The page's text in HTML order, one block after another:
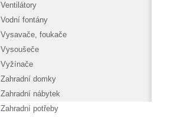
Ventilátory
Vodní fontány
Vysavače, foukače
Vysoušeče
Vyžínače
Zahradní domky
Zahradní nábytek
Zahradní potřeby